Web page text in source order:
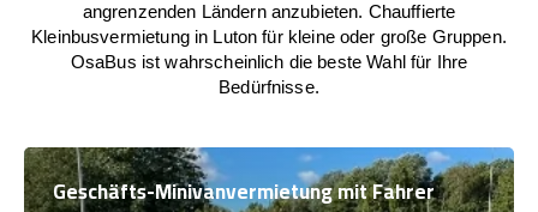
angrenzenden Ländern anzubieten. Chauffierte
Kleinbusvermietung in Luton für kleine oder große Gruppen.
OsaBus ist wahrscheinlich die beste Wahl für Ihre
Bedürfnisse.
Geschäfts-Minivanvermietung mit Fahrer